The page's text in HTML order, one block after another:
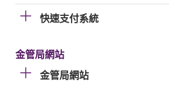
快速支付系統
金管局網站
金管局網站